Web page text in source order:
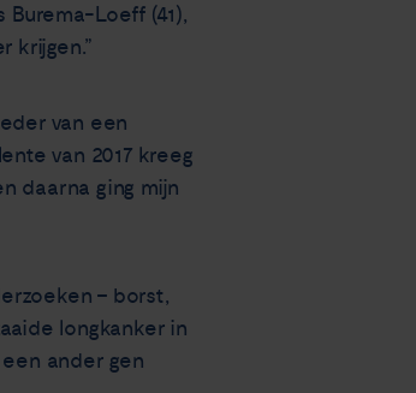
Loeff (41),
krijgen.”
van een
van 2017 kreeg
daarna ging mijn
– borst,
longkanker in
ander gen